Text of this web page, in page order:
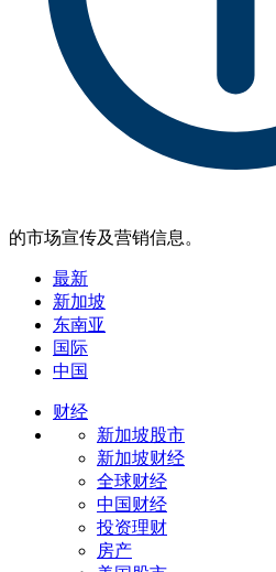
的市场宣传及营销信息。
最新
新加坡
东南亚
国际
中国
财经
新加坡股市
新加坡财经
全球财经
中国财经
投资理财
房产